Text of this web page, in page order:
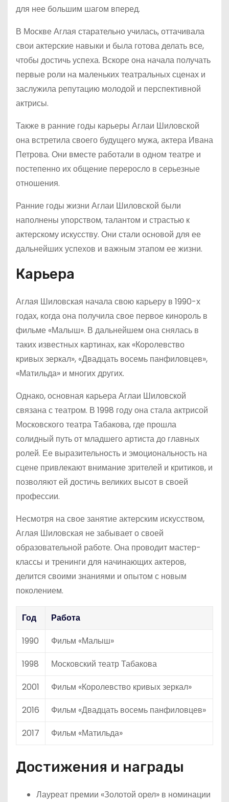
для нее большим шагом вперед.
В Москве Аглая старательно училась, оттачивала
свои актерские навыки и была готова делать все,
чтобы достичь успеха. Вскоре она начала получать
первые роли на маленьких театральных сценах и
заслужила репутацию молодой и перспективной
актрисы.
Также в ранние годы карьеры Аглаи Шиловской
она встретила своего будущего мужа, актера Ивана
Петрова. Они вместе работали в одном театре и
постепенно их общение переросло в серьезные
отношения.
Ранние годы жизни Аглаи Шиловской были
наполнены упорством, талантом и страстью к
актерскому искусству. Они стали основой для ее
дальнейших успехов и важным этапом ее жизни.
Карьера
Аглая Шиловская начала свою карьеру в 1990-х
годах, когда она получила свое первое кинороль в
фильме «Малыш». В дальнейшем она снялась в
таких известных картинах, как «Королевство
кривых зеркал», «Двадцать восемь панфиловцев»,
«Матильда» и многих других.
Однако, основная карьера Аглаи Шиловской
связана с театром. В 1998 году она стала актрисой
Московского театра Табакова, где прошла
солидный путь от младшего артиста до главных
ролей. Ее выразительность и эмоциональность на
сцене привлекают внимание зрителей и критиков, и
позволяют ей достичь великих высот в своей
профессии.
Несмотря на свое занятие актерским искусством,
Аглая Шиловская не забывает о своей
образовательной работе. Она проводит мастер-
классы и тренинги для начинающих актеров,
делится своими знаниями и опытом с новым
поколением.
Год
Работа
1990
Фильм «Малыш»
1998
Московский театр Табакова
2001
Фильм «Королевство кривых зеркал»
2016
Фильм «Двадцать восемь панфиловцев»
2017
Фильм «Матильда»
Достижения и награды
Лауреат премии «Золотой орел» в номинации